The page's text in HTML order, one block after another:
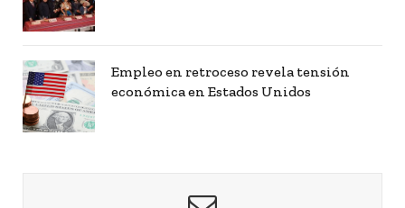
Empleo en retroceso revela tensión
económica en Estados Unidos